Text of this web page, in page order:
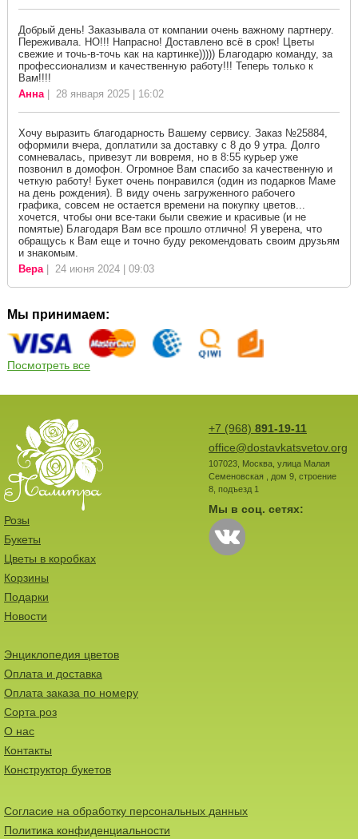
Добрый день! Заказывала от компании очень важному партнеру.
Переживала. НО!!! Напрасно! Доставлено всё в срок! Цветы
свежие и точь-в-точь как на картинке))))) Благодарю команду, за
профессионализм и качественную работу!!! Теперь только к
Вам!!!!
Анна| 28 января 2025 | 16:02
Хочу выразить благодарность Вашему сервису. Заказ №25884,
оформили вчера, доплатили за доставку с 8 до 9 утра. Долго
сомневалась, привезут ли вовремя, но в 8:55 курьер уже
позвонил в домофон. Огромное Вам спасибо за качественную и
четкую работу! Букет очень понравился (один из подарков Маме
на день рождения). В виду очень загруженного рабочего
графика, совсем не остается времени на покупку цветов...
хочется, чтобы они все-таки были свежие и красивые (и не
помятые) Благодаря Вам все прошло отлично! Я уверена, что
обращусь к Вам еще и точно буду рекомендовать своим друзьям
и знакомым.
Вера| 24 июня 2024 | 09:03
Мы принимаем:
Посмотреть все
+7 (968) 891-19-11
office@dostavkatsvetov.org
107023, Москва, улица Малая
Семеновская , дом 9, строение
8, подъезд 1
Мы в соц. сетях:
Розы
Букеты
Цветы в коробках
Корзины
Подарки
Новости
Энциклопедия цветов
Оплата и доставка
Оплата заказа по номеру
Сорта роз
О нас
Контакты
Конструктор букетов
Согласие на обработку персональных данных
Политика конфиденциальности